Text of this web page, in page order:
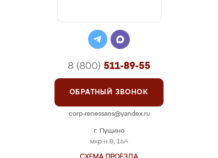
г. Пущино
мкр-н В, 16А
8 (800) 511-89-55
ОБРАТНЫЙ ЗВОНОК
corp-renessans@yandex.ru